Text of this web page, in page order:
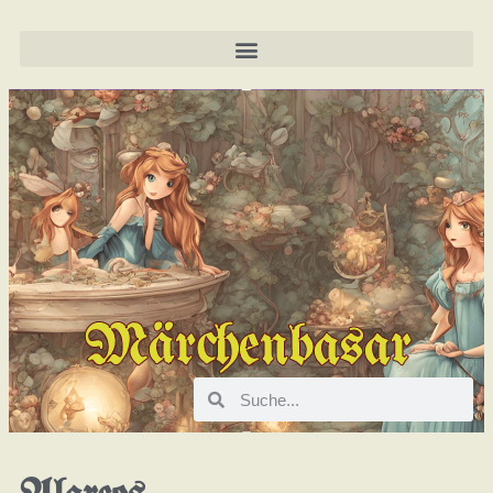
Märchenbasar